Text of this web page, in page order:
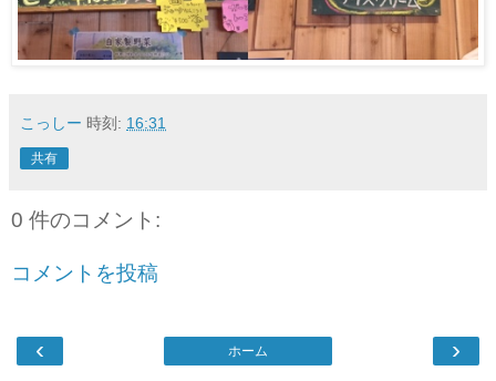
こっしー 時刻: 16:31
共有
0 件のコメント:
コメントを投稿
‹ ›
ホーム